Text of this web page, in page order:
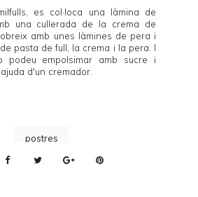
es col·loca una làmina de
una cullerada de la crema de
amb unes làmines de pera i
pasta de full, la crema i la pera. I
podeu empolsimar amb sucre i
d'un cremador.
postres